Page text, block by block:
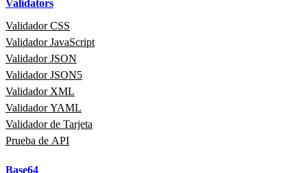
Validators
Validador CSS
Validador JavaScript
Validador JSON
Validador JSON5
Validador XML
Validador YAML
Validador de Tarjeta
Prueba de API
Base64